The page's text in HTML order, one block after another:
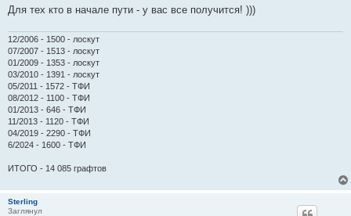
Для тех кто в начале пути - у вас все получится! )))
12/2006 - 1500 - лоскут
07/2007 - 1513 - лоскут
01/2009 - 1353 - лоскут
03/2010 - 1391 - лоскут
05/2011 - 1572 - ТФИ
08/2012 - 1100 - ТФИ
01/2013 - 646 - ТФИ
11/2013 - 1120 - ТФИ
04/2019 - 2290 - ТФИ
6/2024 - 1600 - ТФИ
ИТОГО - 14 085 графтов
Sterling
Заглянул